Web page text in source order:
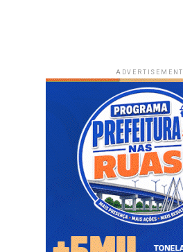
ADVERTISEMENT